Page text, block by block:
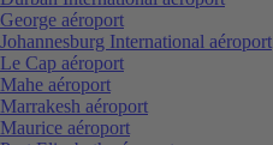
George aéroport
Johannesburg International aéroport
Le Cap aéroport
Mahe aéroport
Marrakesh aéroport
Maurice aéroport